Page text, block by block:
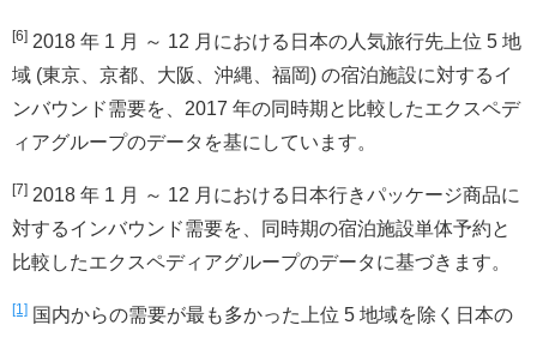
[6] 2018 年 1 月 ～ 12 月における日本の人気旅行先上位 5 地
域 (東京、京都、大阪、沖縄、福岡) の宿泊施設に対するイ
ンバウンド需要を、2017 年の同時期と比較したエクスペデ
ィアグループのデータを基にしています。
[7] 2018 年 1 月 ～ 12 月における日本行きパッケージ商品に
対するインバウンド需要を、同時期の宿泊施設単体予約と
比較したエクスペディアグループのデータに基づきます。
[1] 国内からの需要が最も多かった上位 5 地域を除く日本の